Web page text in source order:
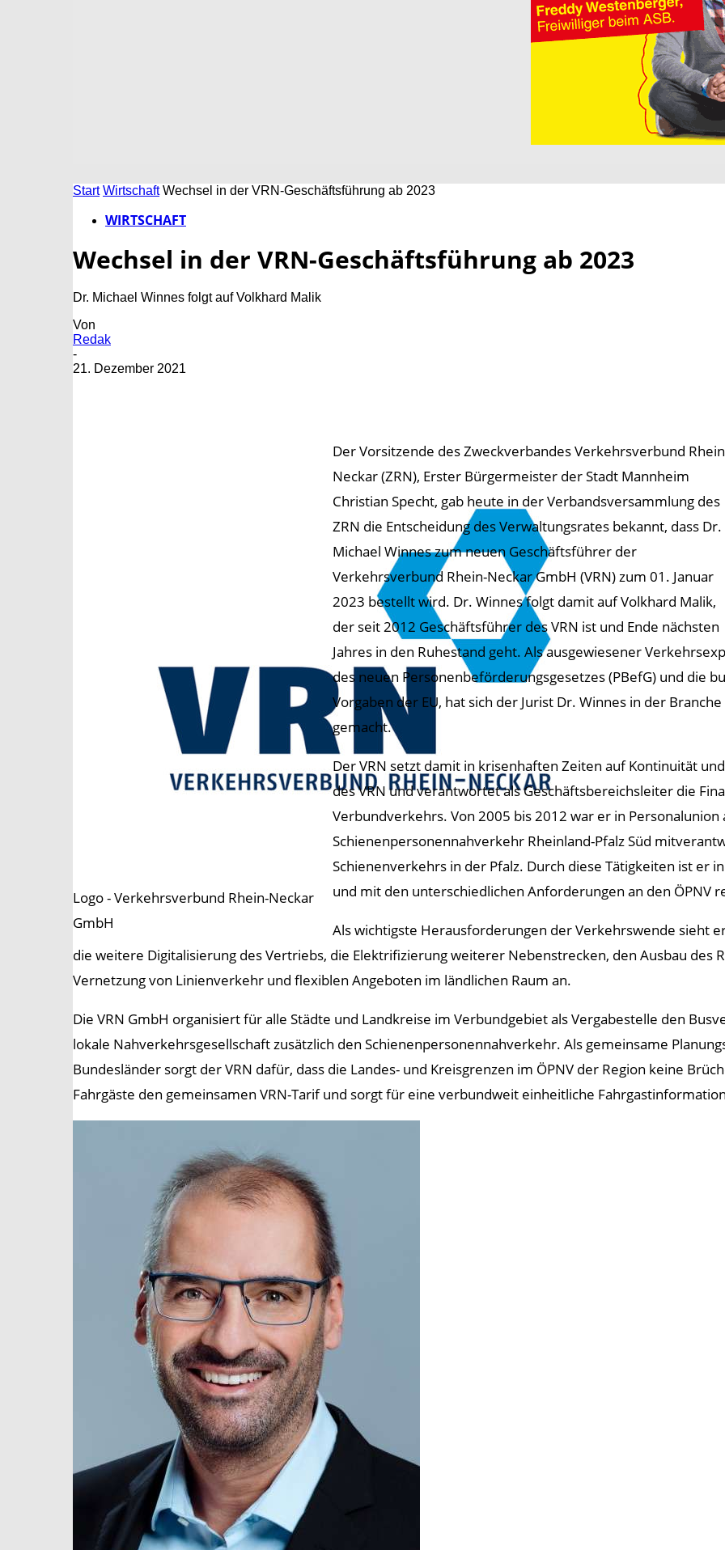
Start Wirtschaft Wechsel in der VRN-Geschäftsführung ab 2023
WIRTSCHAFT
Wechsel in der VRN-Geschäftsführung ab 2023
Dr. Michael Winnes folgt auf Volkhard Malik
Von
Redak
-
21. Dezember 2021
Logo - Verkehrsverbund Rhein-Neckar
GmbH
Der Vorsitzende des Zweckverbandes Verkehrsverbund
Neckar (ZRN), Erster Bürgermeister der Stadt Mannheim
Christian Specht, gab heute in der Verbandsversammlung des
ZRN die Entscheidung des Verwaltungsrates bekannt, dass Dr.
Michael Winnes zum neuen Geschäftsführer der
Verkehrsverbund Rhein-Neckar GmbH (VRN) zum 01. Januar
2023 bestellt wird. Dr. Winnes folgt damit auf Volkhard Malik,
der seit 2012 Geschäftsführer des VRN ist und Ende nächsten
Jahres in den Ruhestand geht. Als ausgewiesener
des neuen Personenbeförderungsgesetzes (PBefG) und die
Vorgaben der EU, hat sich der Jurist Dr. Winnes in der
gemacht.
Der VRN setzt damit in krisenhaften Zeiten auf Kontinuität
des VRN und verantwortet als Geschäftsbereichsleiter die
Verbundverkehrs. Von 2005 bis 2012 war er in Personalunion
Schienenpersonennahverkehr Rheinland-Pfalz Süd
Schienenverkehrs in der Pfalz. Durch diese Tätigkeiten ist
und mit den unterschiedlichen Anforderungen an den ÖPNV
Als wichtigste Herausforderungen der Verkehrswende sieht
die weitere Digitalisierung des Vertriebs, die Elektrifizierung weiterer Nebenstrecken, den Ausbau des
Vernetzung von Linienverkehr und flexiblen Angeboten im ländlichen Raum an.
Die VRN GmbH organisiert für alle Städte und Landkreise im Verbundgebiet als Vergabestelle den
lokale Nahverkehrsgesellschaft zusätzlich den Schienenpersonennahverkehr. Als gemeinsame
Bundesländer sorgt der VRN dafür, dass die Landes- und Kreisgrenzen im ÖPNV der Region keine
Fahrgäste den gemeinsamen VRN-Tarif und sorgt für eine verbundweit einheitliche